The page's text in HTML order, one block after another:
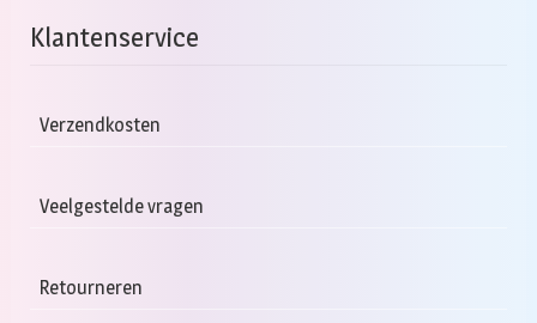
Klantenservice
Verzendkosten
Veelgestelde vragen
Retourneren